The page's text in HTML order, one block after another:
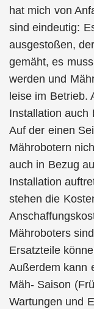
hat mich von
sind eindeutig:
ausgestoßen,
gemäht, es
werden und
leise im Betrieb.
Installation auch
Auf der einen
Mährobotern
auch in Bezug
Installation
stehen die
Mähroboters
Ersatzteile
Außerdem kann
Mäh- Saison
Wartungen und